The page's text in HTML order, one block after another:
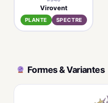
Virovent
PLANTE SPECTRE
Formes & Variantes